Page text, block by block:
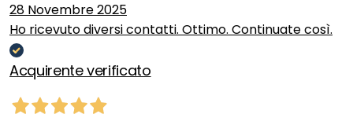
28 Novembre 2025
Ho ricevuto diversi contatti. Ottimo. Continuate così.
Acquirente verificato